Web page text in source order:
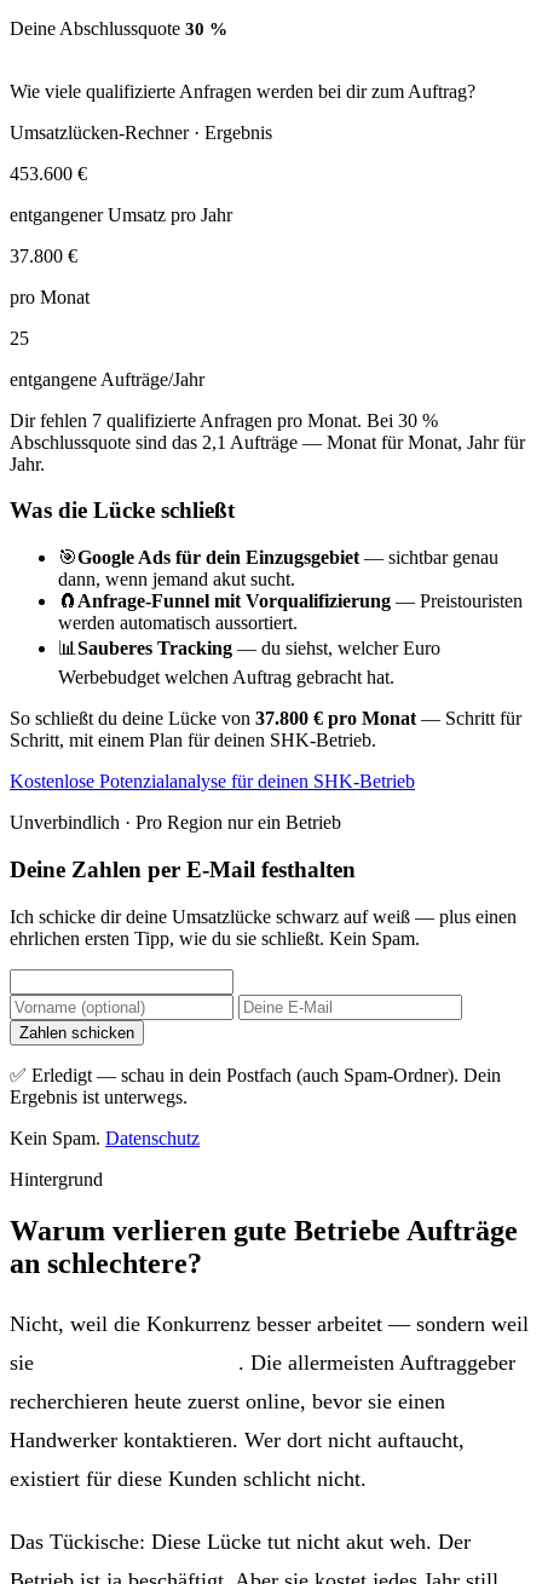
Deine Abschlussquote 30 %
Wie viele qualifizierte Anfragen werden bei dir zum Auftrag?
Umsatzlücken-Rechner · Ergebnis
453.600 €
entgangener Umsatz pro Jahr
37.800 €
pro Monat
25
entgangene Aufträge/Jahr
Dir fehlen 7 qualifizierte Anfragen pro Monat. Bei 30 %
Abschlussquote sind das 2,1 Aufträge — Monat für Monat, Jahr für
Jahr.
Was die Lücke schließt
🎯Google Ads für dein Einzugsgebiet — sichtbar genau
dann, wenn jemand akut sucht.
🧲 Anfrage-Funnel mit Vorqualifizierung — Preistouristen
werden automatisch aussortiert.
📊 Sauberes Tracking — du siehst, welcher Euro
Werbebudget welchen Auftrag gebracht hat.
So schließt du deine Lücke von 37.800 € pro Monat — Schritt für
Schritt, mit einem Plan für deinen SHK-Betrieb.
Kostenlose Potenzialanalyse für deinen SHK-Betrieb
Unverbindlich · Pro Region nur ein Betrieb
Deine Zahlen per E-Mail festhalten
Ich schicke dir deine Umsatzlücke schwarz auf weiß — plus einen
ehrlichen ersten Tipp, wie du sie schließt. Kein Spam.
Zahlen schicken
✅ Erledigt — schau in dein Postfach (auch Spam-Ordner). Dein
Ergebnis ist unterwegs.
Kein Spam. Datenschutz
Hintergrund
Warum verlieren gute Betriebe Aufträge
an schlechtere?
Nicht, weil die Konkurrenz besser arbeitet — sondern weil
sie
. Die allermeisten Auftraggeber
recherchieren heute zuerst online, bevor sie einen
Handwerker kontaktieren. Wer dort nicht auftaucht,
existiert für diese Kunden schlicht nicht.
Das Tückische: Diese Lücke tut nicht akut weh. Der